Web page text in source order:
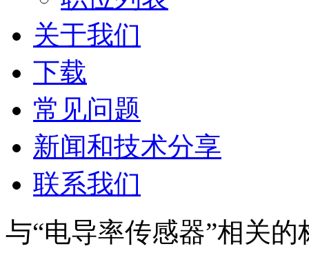
关于我们
下载
常见问题
新闻和技术分享
联系我们
与“电导率传感器”相关的